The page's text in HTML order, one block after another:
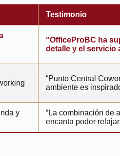
Testimonio
“OfficeProBC ha
detalle y el servicio
“Punto Central
ambiente es
y
“La combinación de
encanta poder